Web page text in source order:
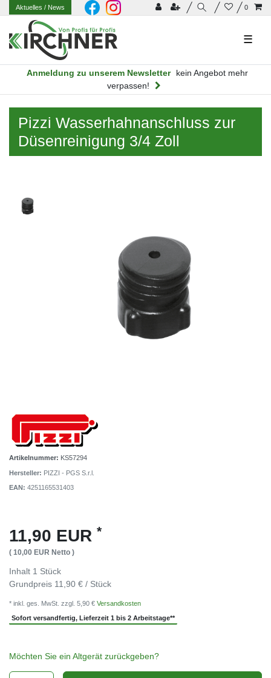
0
Aktuelles/ News
☰
Anmeldung zu unserem Newsletter
kein Angebot mehr
verpassen!
Pizzi Wasserhahnanschluss zur
Düsenreinigung 3/4 Zoll
Artikelnummer: KS57294
Hersteller: PIZZI - PGS S.r.l.
EAN: 4251165531403
11,90 EUR *
( 10,00 EUR Netto )
Inhalt 1 Stück
Grundpreis 11,90 € / Stück
* inkl. ges. MwSt. zzgl. 5,90 € Versandkosten
Sofort versandfertig, Lieferzeit 1 bis 2 Arbeitstage**
Möchten Sie ein Altgerät zurückgeben?